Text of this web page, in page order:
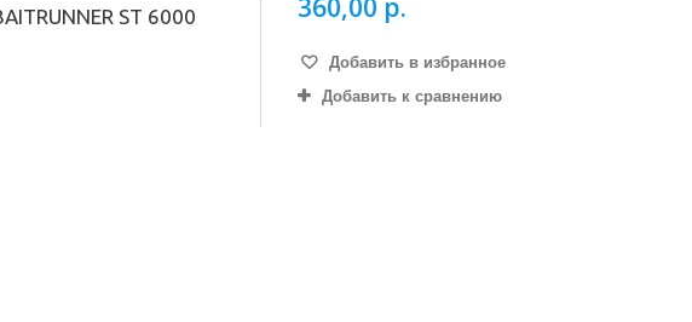
ST 6000
360,00 р.
Добавить в избранное
Добавить к сравнению